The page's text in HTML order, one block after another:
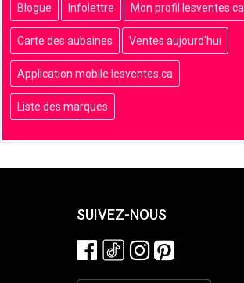
Blogue Infolettre Mon profil lesventes.ca
Carte des aubaines Ventes aujourd'hui
Application mobile lesventes.ca
Liste des marques
SUIVEZ-NOUS